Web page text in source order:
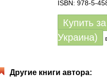
ISBN: 978-5-
Купить за
Украина)
Другие книги автора: